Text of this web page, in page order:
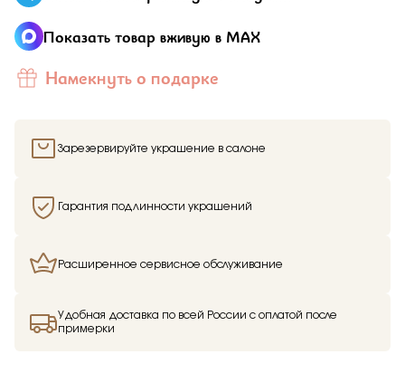
Показать товар вживую в MAX
Намекнуть о подарке
Зарезервируйте украшение в салоне
Гарантия подлинности украшений
Расширенное сервисное обслуживание
Удобная доставка по всей России с оплатой после
примерки